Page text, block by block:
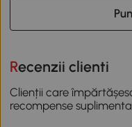
Recenzii clienti
Clienții care
recompense